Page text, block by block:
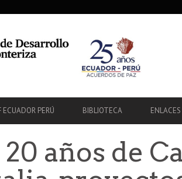
ECUADOR PERÚ BIBLIOTECA ENLACES
años de